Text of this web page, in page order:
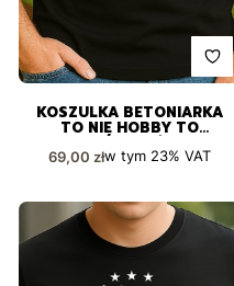
KOSZULKA BETONIARKA
TO NIE HOBBY TO
Cena brutto
69,00 złw tym 23%VAT